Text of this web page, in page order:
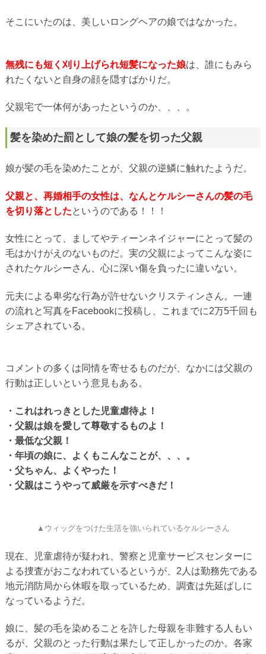
そこにいたのは、美しいロングヘアの娘ではなかった。
無残にも短く刈り上げられ短髪になった娘は、誰にもみら
れたくないと自身の顔を隠すばかりだ。
父親宅で一体何があったというのか、、、。
髪を染めた罰として娘の髪を切った父親
娘が髪の毛を染めたことが、父親の逆鱗に触れたようだ。
父親と、再婚相手の女性は、なんとケルシーさんの髪の毛
を切り落としたというのである！！！
女性にとって、ましてやティーンネイジャーにとって髪の
毛はかけがえのないものだ。実の父親によってこんな姿に
されたケルシーさん、心に深い傷を負ったに違いない。
元夫による卑劣な行為が許せないクリスティンさん。一連
の流れと写真をFacebookに投稿し、これまでに2万5千回も
シェアされている。
コメントの多くは同情を寄せるものだが、なかには父親の
行動は正しいという意見もある。
・これはれっきとした児童虐待よ！
・父親は娘を愛して尊敬するものよ！
・最低な父親！
・年頃の娘に、よくもこんなことが、、、。
・父ちゃん、よくやった！
・父親はこうやって威厳を示すべきだ！
▲ウィッグをつけた生活を強いられているケルシーさん
現在、児童虐待が疑われ、警察と児童サービスセンターに
よる捜査がおこなわれているというが、2人は勤務先である
地元消防局から休暇を取っているため、調査は先延ばしに
なっているようだ。
娘に、髪の毛を染めることを許した母親を非難する人もい
るが、父親のとった行動は果たして正しかったのか。各家